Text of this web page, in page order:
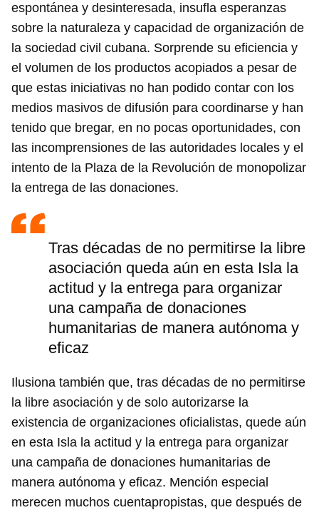
espontánea y desinteresada, insufla esperanzas
sobre la naturaleza y capacidad de organización de
la sociedad civil cubana. Sorprende su eficiencia y
el volumen de los productos acopiados a pesar de
que estas iniciativas no han podido contar con los
medios masivos de difusión para coordinarse y han
tenido que bregar, en no pocas oportunidades, con
las incomprensiones de las autoridades locales y el
intento de la Plaza de la Revolución de monopolizar
la entrega de las donaciones.
Tras décadas de no permitirse la libre
asociación queda aún en esta Isla la
actitud y la entrega para organizar
una campaña de donaciones
humanitarias de manera autónoma y
eficaz
Ilusiona también que, tras décadas de no permitirse
la libre asociación y de solo autorizarse la
existencia de organizaciones oficialistas, quede aún
en esta Isla la actitud y la entrega para organizar
una campaña de donaciones humanitarias de
manera autónoma y eficaz. Mención especial
merecen muchos cuentapropistas, que después de